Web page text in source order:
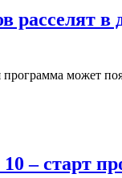
расселят в
программа может
– старт